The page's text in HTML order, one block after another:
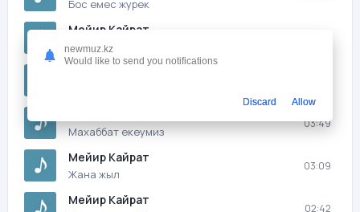
Бос емес журек
Мейир Кайрат
Акылды акымак
Махаббат екеумиз
03:49
Мейир Кайрат
Жана жыл
03:09
Мейир Кайрат
02:42
newmuz.kz
Would like to send you notifications
Discard Allow